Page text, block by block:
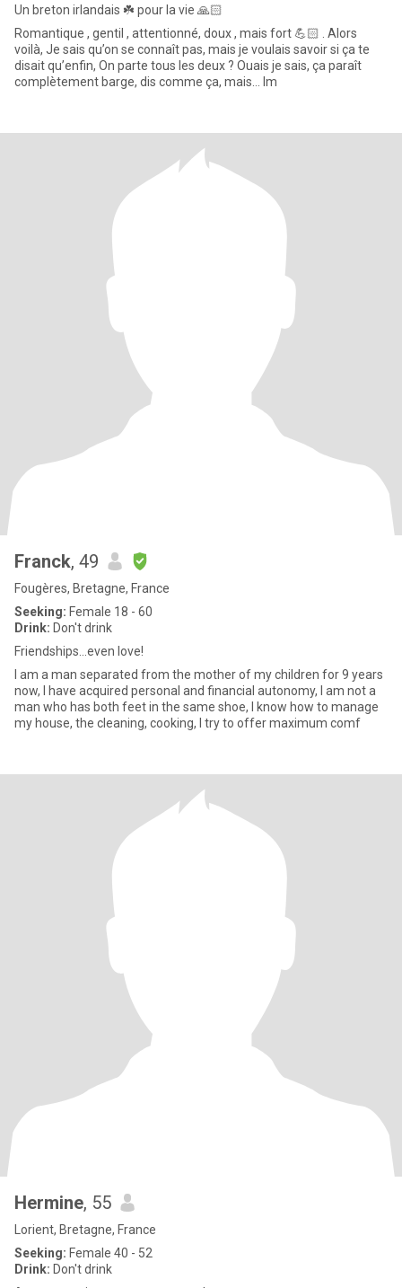
Un breton irlandais ☘️ pour la vie 🙏🏻
Romantique , gentil , attentionné, doux , mais fort 💪🏻 . Alors
voilà, Je sais qu’on se connaît pas, mais je voulais savoir si ça te
disait qu’enfin, On parte tous les deux ? Ouais je sais, ça paraît
complètement barge, dis comme ça, mais… Im
Franck, 49
Fougères, Bretagne, France
Seeking: Female 18 - 60
Drink: Don't drink
Friendships...even love!
I am a man separated from the mother of my children for 9 years
now, I have acquired personal and financial autonomy, I am not a
man who has both feet in the same shoe, I know how to manage
my house, the cleaning, cooking, I try to offer maximum comf
Hermine, 55
Lorient, Bretagne, France
Seeking: Female 40 - 52
Drink: Don't drink